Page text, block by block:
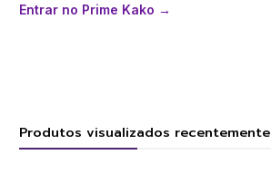
Entrar no Prime Kako →
Produtos visualizados recentemente